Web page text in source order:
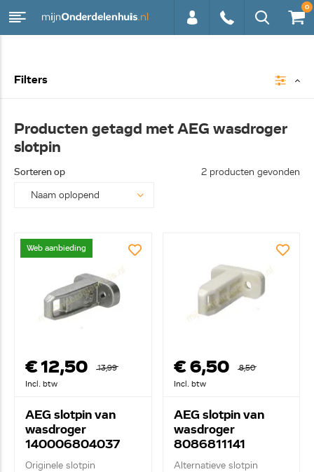
0
Filters
Producten getagd met AEG wasdroger
slotpin
Sorteren op 2 producten gevonden
Web aanbieding
€ 12,50
13,99
Incl. btw
AEG slotpin van
wasdroger
140006804037
Originele slotpin
€ 6,50
8,50
Incl. btw
AEG slotpin van
wasdroger
8086811141
Alternatieve slotpin